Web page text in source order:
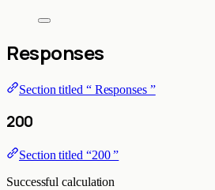
Responses
Section titled “ Responses ”
200
Section titled “200 ”
Successful calculation